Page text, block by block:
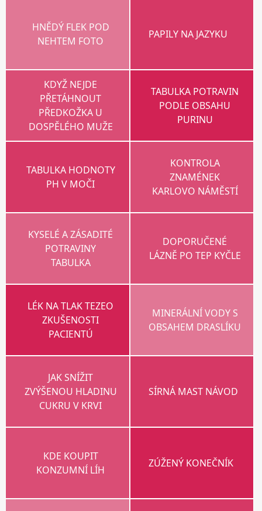
HNĚDÝ FLEK POD
NEHTEM FOTO
PAPILY NA JAZYKU
KDYŽ NEJDE
PŘETÁHNOUT
PŘEDKOŽKA U
DOSPĚLÉHO MUŽE
TABULKA POTRAVIN
PODLE OBSAHU
PURINU
TABULKA HODNOTY
PH V MOČI
KONTROLA
ZNAMÉNEK
KARLOVO NÁMĚSTÍ
KYSELÉ A ZÁSADITÉ
POTRAVINY
TABULKA
DOPORUČENÉ
LÁZNĚ PO TEP KYČLE
LÉK NA TLAK TEZEO
ZKUŠENOSTI
PACIENTÚ
MINERÁLNÍ VODY S
OBSAHEM DRASLÍKU
JAK SNÍŽIT
ZVÝŠENOU HLADINU
CUKRU V KRVI
SÍRNÁ MAST NÁVOD
KDE KOUPIT
KONZUMNÍ LÍH
ZÚŽENÝ KONEČNÍK